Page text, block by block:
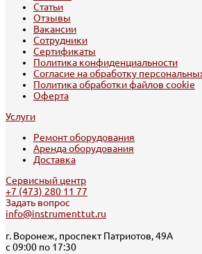
Статьи
Отзывы
Вакансии
Сотрудники
Сертификаты
Политика конфиденциальности
Согласие на обработку
Политика обработки файлов cookie
Оферта
Услуги
Ремонт оборудования
Аренда оборудования
Доставка
Сервисный центр
+7 (473) 280 11 77
Задать вопрос
info@instrumenttut.ru
г. Воронеж, проспект Патриотов, 49А
с 09:00 по 17:30